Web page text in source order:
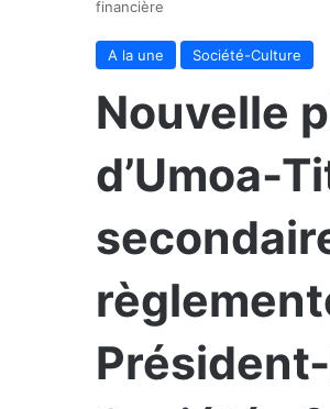
financière
A la une Société-Culture
Nouvelle
d’Umoa-